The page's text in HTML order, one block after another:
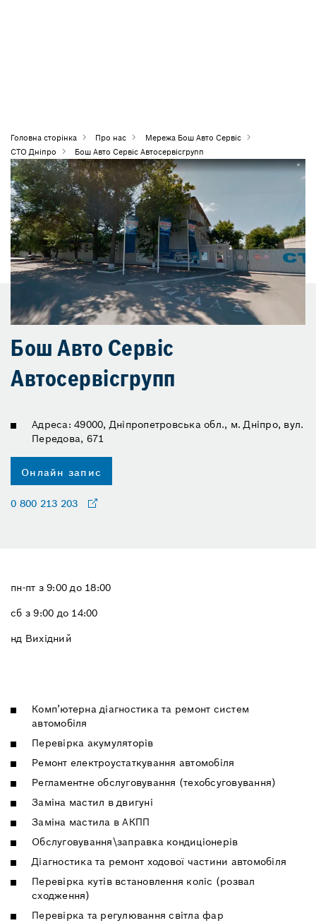
Головна сторiнка Про нас
Мережа Бош Авто Сервіс
СТО Дніпро
Бош Авто Сервіс Автосервісгрупп
Бош Авто Сервіс
Автосервісгрупп
Адреса: 49000, Дніпропетровська обл., м. Дніпро, вул.
Передова, 671
Онлайн запис
0 800 213 203
пн-пт з 9:00 до 18:00
сб з 9:00 до 14:00
нд Вихідний
Комп’ютерна діагностика та ремонт систем
автомобіля
Перевірка акумуляторів
Ремонт електроустаткування автомобіля
Регламентне обслуговування (техобсуговування)
Заміна мастил в двигуні
Заміна мастила в АКПП
Обслуговування\заправка кондиціонерів
Діагностика та ремонт ходової частини автомобіля
Перевірка кутів встановлення коліс (розвал
сходження)
Перевірка та регулювання світла фар